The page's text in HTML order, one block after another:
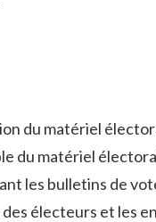
du matériel
‍du matériel
les ‌bulletins​ de
électeurs⁤ et les